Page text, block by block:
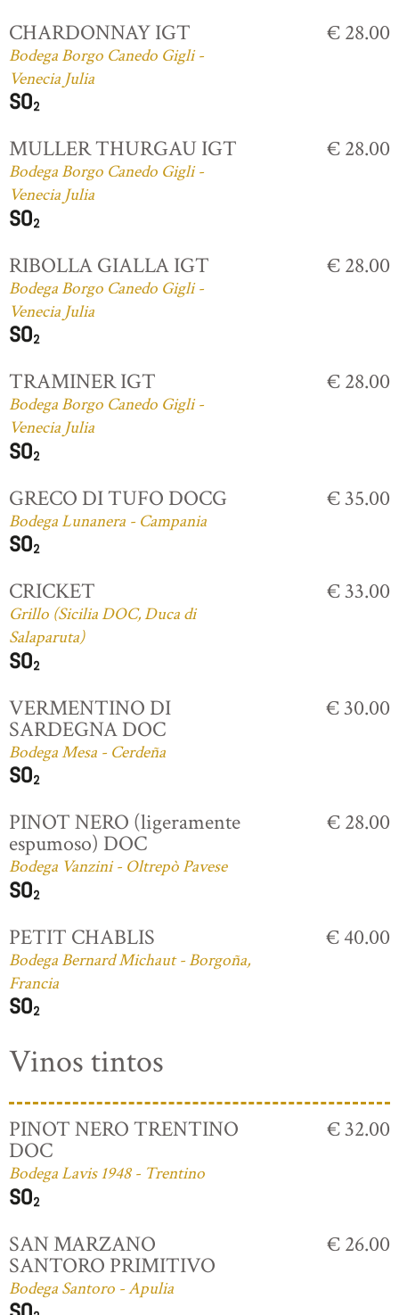
CHARDONNAY IGT
Bodega Borgo Canedo Gigli -
Venecia Julia
€ 28.00
MULLER THURGAU IGT
Bodega Borgo Canedo Gigli -
Venecia Julia
€ 28.00
RIBOLLA GIALLA IGT
Bodega Borgo Canedo Gigli -
Venecia Julia
€ 28.00
TRAMINER IGT
Bodega Borgo Canedo Gigli -
Venecia Julia
€ 28.00
GRECO DI TUFO DOCG
Bodega Lunanera - Campania
€ 35.00
CRICKET
Grillo (Sicilia DOC, Duca di
Salaparuta)
€ 33.00
VERMENTINO DI
SARDEGNA DOC
Bodega Mesa - Cerdeña
€ 30.00
PINOT NERO (ligeramente
espumoso) DOC
Bodega Vanzini - Oltrepò Pavese
€ 28.00
PETIT CHABLIS
Bodega Bernard Michaut - Borgoña,
Francia
€ 40.00
Vinos tintos
PINOT NERO TRENTINO
DOC
Bodega Lavis 1948 - Trentino
€ 32.00
SAN MARZANO
SANTORO PRIMITIVO
Bodega Santoro - Apulia
€ 26.00